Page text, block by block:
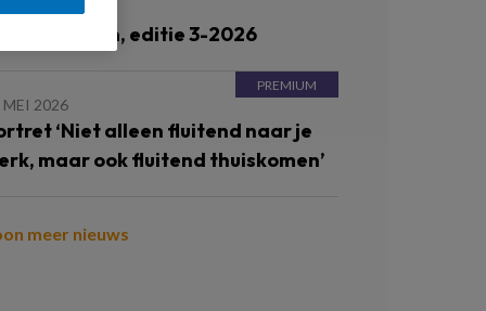
editie 3-2026
MEI 2026
‘Niet alleen fluitend naar je
maar ook fluitend thuiskomen’
meer nieuws